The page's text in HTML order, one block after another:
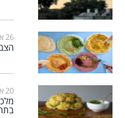
26 אפריל, 2021
20 אפריל, 2021